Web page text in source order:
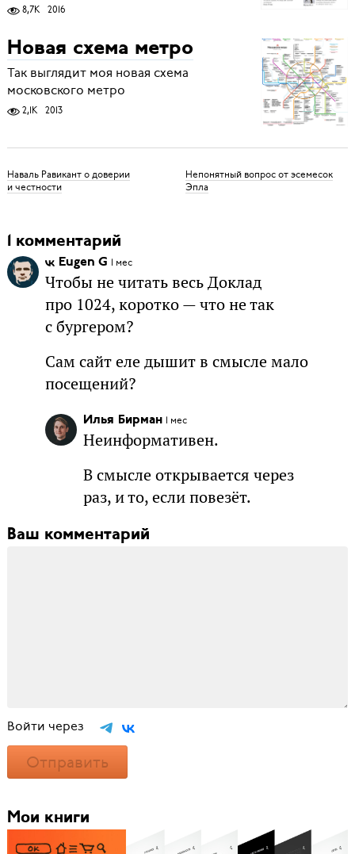
8,7K 2016
Новая схема метро
Так выглядит моя новая схема
московского метро
2,1K 2013
Наваль Равикант о доверии
и честности
Непонятный вопрос от эсемесок
Эпла
1 комментарий
Eugen G 1 мес
Чтобы не читать весь Доклад
про 1024, коротко — что не так
с бургером?
Сам сайт еле дышит в смысле мало
посещений?
Илья Бирман 1 мес
Неинформативен.
В смысле открывается через
раз, и то, если повезёт.
Ваш комментарий
Войти через
Отправить
Мои книги